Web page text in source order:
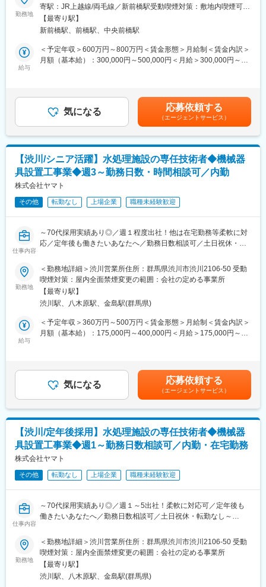
社風として早期退社を進めていることから、生産性の高い仕事が
出来ています。
・土日祝日休みの年間休日127日です。着工時、完工時は忙しく
がとれる環境です。
その他「東建ホール・丸の内」や「社員一番食堂」といった福利
厚生施設もございます。ご入社された際には、ぜひご利用下さ
い。
■当社の特徴：
プライム市場上場企業且つ無借金企業です。東建グループは本体
の「東健コーポレーション」を母体に、土地活用・建設を中心と
した事業展開を図っており、総合建材メーカー「ナスラック」、
中国現地法人「上海東販国際貿易有限公司」、ゴルフ場・リゾー
報提供、建材の開発・製造・輸入など現在では総合建築グループ
へと成長しています。
ます。
■職務詳細：
・工事のスケジュールをつくる
・職人さんをまとめ上げて、現場ごとの完成を進める
・工程のスケジュールを管理する
・工事が予算内に収まっているか確認
人の職人さんたちと一緒に大きな建物の建設に携わるので、完成
した時の感動と達成感は格別です！
段階から参画していただき、上流から下流まで裁量を持って就業
いただけます。また「顧客の顔」が見え、「自分ならではの介在
価値」が発揮できる環境です。
＜国家資格への費用補助あり！＞
国家資格である建築施工管理技士や建築士2級を取得するには、実
す。当社ではまず10万円の貸し出しを行ない、資格取得から3年
間、当社で勤めていただければ全額免除です。働きながらスキル
■当社の特徴/魅力：
・当社は地元の前橋を中心に学校や公共施設、商業施設など、大
きな建物を手がける建設会社です！創業47年、街のランドマーク
ため、やりがいは抜群！まちづくりの中心を担うことができま
す！
部分に力を入れれば入れるほど、いい建物になります。自身の知
識と経験を活かして、いい「作品」を作っていきましょう！
変更の範囲：無
勤務地
寄駅：JR上越線/両毛線／新前橋駅受動喫煙対策：敷地内喫煙可能
場所あり変更の範囲：無
【最寄り駅】
新前橋駅、前橋駅、中央前橋駅
給与
＜予定年収＞600万円～800万円＜賃金形態＞月給制＜賃金内訳＞
月額（基本給）：300,000円～500,000円＜月給＞300,000円～
までも目安の金額であり、選考を通じて上下する可能性がありま
す。月給(月額)は固定手当を含めた表記です。
気になる 応募依頼する
（エージェントサービス）
【渋川/シニア活躍】水処理施設の専任技術者◆機械器
具設置工事業◆週3～勤務日数・時間相談可／内勤
株式会社ヤマト
その他 転勤なし 上場企業 職種未経験歓迎
仕事内容
～70代採用実績あり◎／週１程度出社！他は在宅勤務等柔軟に対
応／定年後も働きたいあなたへ／勤務日数相談可／土日祝休・転
嘱託採用◎機械器具設置業の「専任技術者」としてご担当頂きま
す。現場管理ではなく、内勤の業務がメインとなります。
経験と資格を活かして定年以降も働きたいという方にぴったりな
求人です。
■業務内容：
・設計図を基に、お客様ほかとの打合せ
・実際に施工するための施工図の作図
・請求書伝票の起票
・電話対応
渋川営業所（群馬県渋川市渋川2106-50）の配属となります。
現場案件獲得のため、専任技術者として名義をお貸しいただける
方大歓迎です！
坂東市猿島浄水場、前橋市稲里浄水場、城里町赤沢浄水場など
様々な施設センターで施工実績があります。
■社風：
3年離職率わずか4％！社員同士や社員と役員の距離が近く、親戚
ちろん、中堅やベテラン同士で互いにサポートし合う風土で、中
途入社実績も多数あるのでご安心ください。
■福利厚生：
勤務地
＜勤務地詳細＞渋川営業所住所：群馬県渋川市渋川2106-50 受動
喫煙対策：屋内全面禁煙変更の範囲：会社の定める事業所
【最寄り駅】
渋川駅、八木原駅、金島駅(群馬県)
給与
＜予定年収＞360万円～500万円＜賃金形態＞月給制＜賃金内訳＞
月額（基本給）：175,000円～400,000円＜月給＞175,000円～
までも目安の金額であり、選考を通じて上下する可能性がありま
す。月給(月額)は固定手当を含めた表記です。
気になる 応募依頼する
（エージェントサービス）
【渋川/定年後採用】水処理施設の専任技術者◆機械器
具設置工事業◆週1～勤務日数相談可／内勤・在宅勤務
株式会社ヤマト
その他 転勤なし 上場企業 職種未経験歓迎
仕事内容
～70代採用実績あり◎／週１～5出社！柔軟に対応可／定年後も
働きたいあなたへ／勤務日数相談可／土日祝休・転勤なし～
嘱託採用◎機械器具設置業の「専任技術者」としてご担当頂きま
す。現場管理の業務は少なく、内勤の業務がメインとなります。
経験と資格を活かして定年以降も働きたいという方にぴったりな
求人です。
■業務内容：
勤務地
＜勤務地詳細＞渋川営業所住所：群馬県渋川市渋川2106-50 受動
喫煙対策：屋内全面禁煙変更の範囲：会社の定める事業所
【最寄り駅】
渋川駅、八木原駅、金島駅(群馬県)